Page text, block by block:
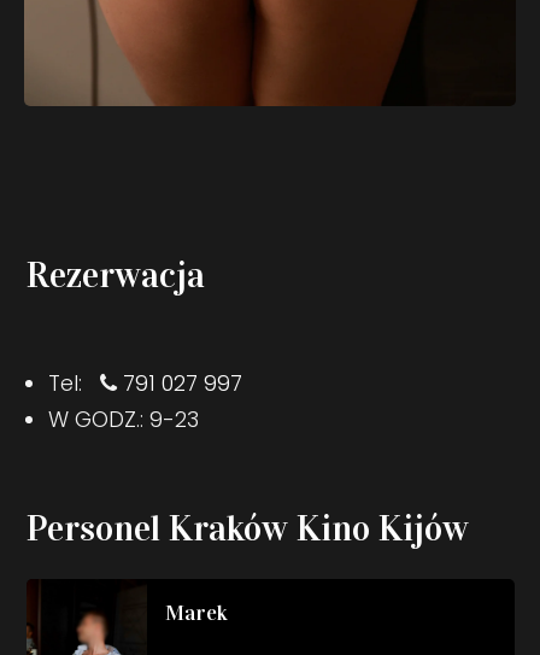
Rezerwacja
Tel:
791 027 997
W GODZ.: 9-23
Personel Kraków Kino Kijów
Marek